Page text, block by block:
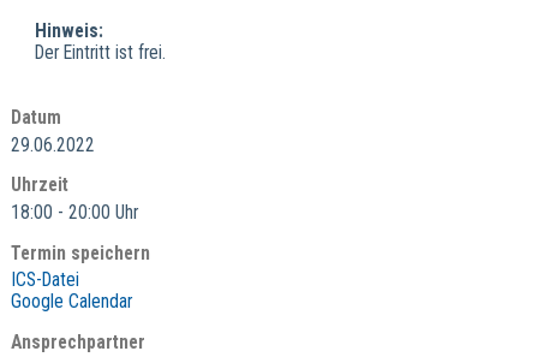
Hinweis:
Der Eintritt ist frei.
Datum
29.06.2022
Uhrzeit
18:00 - 20:00 Uhr
Termin speichern
ICS-Datei
Google Calendar
Ansprechpartner